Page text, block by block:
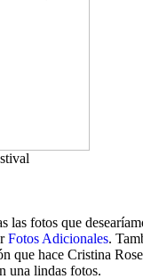
las fotos que
Fotos Adicionales.
que hace Cristina
una lindas fotos.